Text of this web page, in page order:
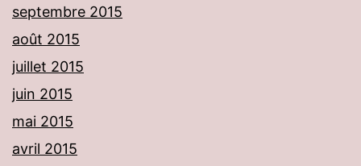
septembre 2015
août 2015
juillet 2015
juin 2015
mai 2015
avril 2015